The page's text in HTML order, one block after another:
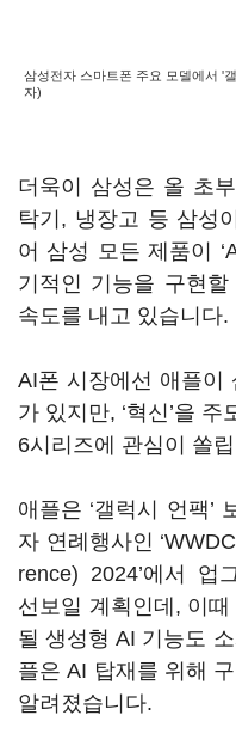
삼성전자 스마트폰 주요 모델에서 '
자)
더욱이 삼성은 올 초
탁기, 냉장고 등 삼성
어 삼성 모든 제품이
기적인 기능을 구현할
속도를 내고 있습니다.
AI폰 시장에선 애플이
가 있지만, ‘혁신’을
6시리즈에 관심이 쏠
애플은 ‘갤럭시 언팩’
자 연례행사인
rence) 2024’에서 업
선보일 계획인데, 이
될 생성형 AI 기능도
플은 AI 탑재를 위해
알려졌습니다.